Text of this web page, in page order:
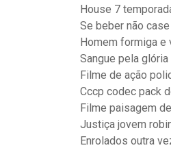
House 7
Se beber não
Homem formiga
Sangue pela
Filme de ação
Cccp codec pack
Filme paisagem
Justiça jovem
Enrolados outra